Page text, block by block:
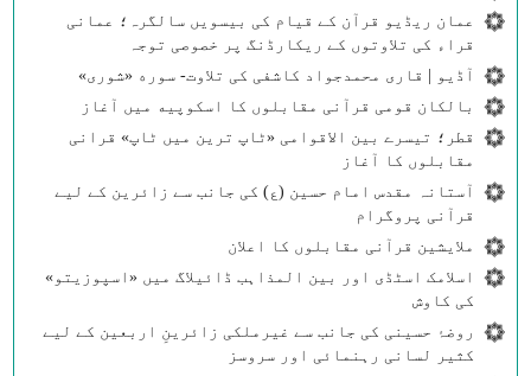
عمان ریڈیو قرآن کے قیام کی بیسویں سالگرہ؛ عمانی
قراء کی تلاوتوں کے ریکارڈنگ پر خصوصی توجہ
آڈیو | قاری محمدجواد کاشفی کی تلاوت- سوره‌‌ «شوری»
بالکان قومی قرآنی مقابلوں کا اسکوپیه میں آغاز
قطر؛ تیسرے بین الاقوامی «ٹاپ ترین میں ٹاپ» قرانی
مقابلوں کا آغاز
آستانہ مقدس امام حسین (ع) کی جانب سے زائرین کے لیے
قرآنی پروگرام
ملایشین قرآنی مقابلوں کا اعلان
اسلامک اسٹڈی اور بین المذاہب ڈائیلاگ میں «اسپوزیتو»
کی کاوش
روضۂ حسینی کی جانب سے غیرملکی زائرینِ اربعین کے لیے
کثیر لسانی رہنمائی اور سروسز